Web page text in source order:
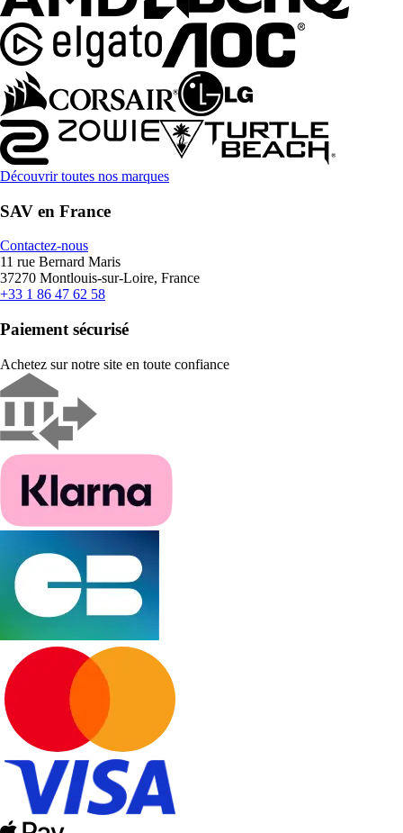
Découvrir toutes nos marques
SAV en France
Contactez-nous
11 rue Bernard Maris
37270 Montlouis-sur-Loire, France
+33 1 86 47 62 58
Paiement sécurisé
Achetez sur notre site en toute confiance